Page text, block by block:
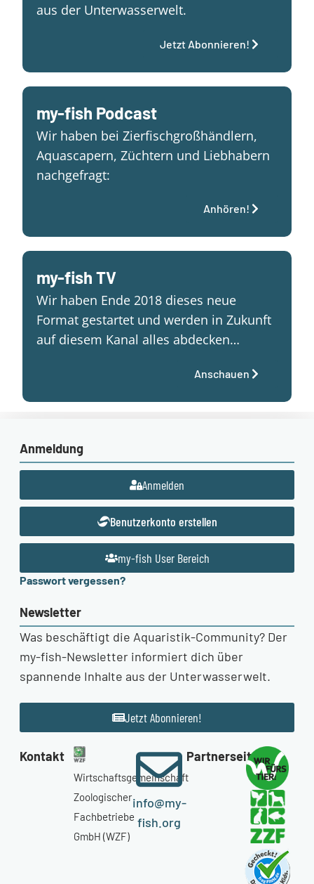
aus der Unterwasserwelt.
Jetzt Abonnieren!
my-fish Podcast
Wir haben bei Zierfischgroßhändlern,
Aquascapern, Züchtern und Liebhabern
nachgefragt:
Anhören!
my-fish TV
Wir haben Ende 2018 dieses neue
Format gestartet und werden in Zukunft
auf diesem Kanal alles abdecken…
Anschauen
Anmeldung
Anmelden
Benutzerkonto erstellen
my-fish User Bereich
Passwort vergessen?
Newsletter
Was beschäftigt die Aquaristik-Community? Der
my-fish-Newsletter informiert dich über
spannende Inhalte aus der Unterwasserwelt.
Jetzt Abonnieren!
Kontakt
Wirtschaftsgemeinschaft
Zoologischer
Fachbetriebe
GmbH (WZF)
info@my-
fish.org
Partnerseiten